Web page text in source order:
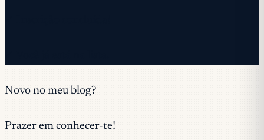
Novo no meu blog?
Prazer em conhecer-te!